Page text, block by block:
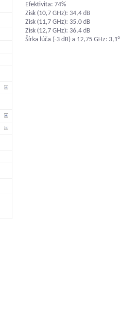
Efektivita: 74%
Zisk (10,7 GHz): 34,4 dB
Zisk (11,7 GHz): 35,0 dB
Zisk (12,7 GHz): 36,4 dB
Šírka lúča (-3 dB) a 12,75 GHz: 3,1°